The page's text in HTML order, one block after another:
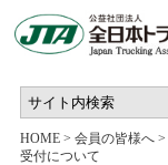
HOME> 会員の皆様へ>
受付について